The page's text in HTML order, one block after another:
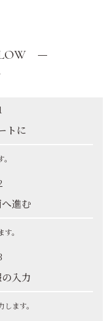
トに
進む
。
入力
ます。